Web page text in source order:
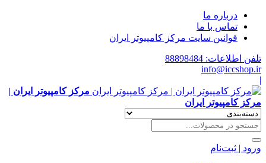
درباره ما
تماس با ما
قوانین سایت مرکز کامپیوتر ایران
تلفن اطلاعات: 88898484
info@iccshop.ir
|
مرکز کامپیوتر ایران |
مرکز کامپیوتر ایران
ورود | ثبت‌نام